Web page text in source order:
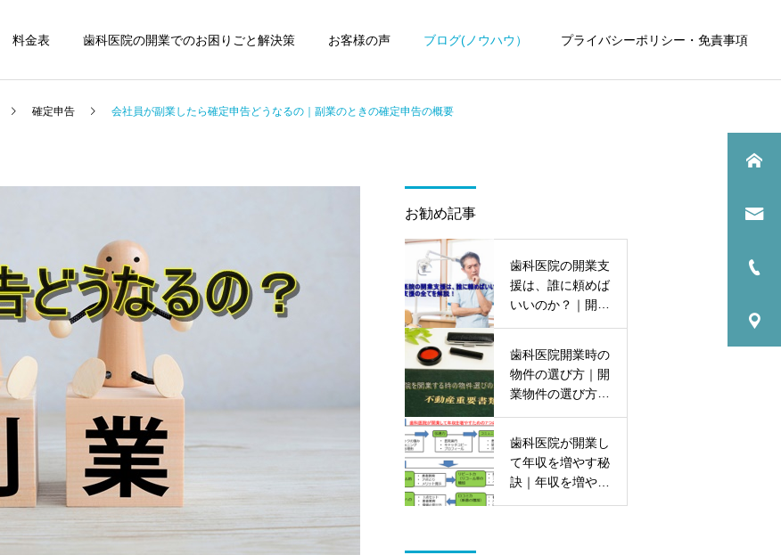
料金表 歯科医院の開業でのお困りごと解決策 お客様の声 ブログ(ノウハウ） プライバシーポリシー・免責事項
歯科医院の税務顧問｜失敗
しない契約方法 をわかりや
すく解説
歯科医院専門税理士｜依頼
するメリットについてわか
りやすく解説
歯科医院の税理士変更｜引
継ぎで失敗しない方法をわ
かりやすく解説
歯科医院の税理士費用｜顧
確定申告 会社員が副業したら確定申告どうなるの｜副業のときの確定申告の概要
お勧め記事
歯科医院の開業支
援は、誰に頼めば
いいのか？｜開業
歯科医院開業時の
物件の選び方｜開
業物件の選び方の
歯科医院が開業し
て年収を増やす秘
訣｜年収を増やす